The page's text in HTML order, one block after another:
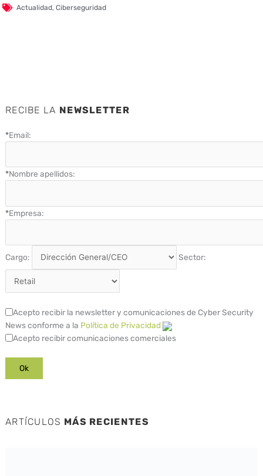
Actualidad,Ciberseguridad
RECIBE LA NEWSLETTER
*Email:
*Nombre apellidos:
*Empresa:
Cargo: Sector:
Acepto recibir la newsletter y comunicaciones de Cyber Security
News conforme a la Política de Privacidad
Acepto recibir comunicaciones comerciales
ARTÍCULOS MÁS RECIENTES